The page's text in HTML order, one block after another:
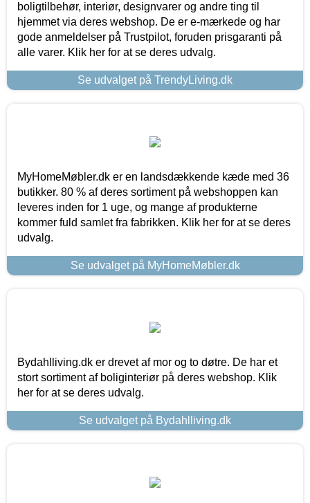
boligtilbehør, interiør, designvarer og andre ting til
hjemmet via deres webshop. De er e-mærkede og har
gode anmeldelser på Trustpilot, foruden prisgaranti på
alle varer. Klik her for at se deres udvalg.
Se udvalget på TrendyLiving.dk
MyHomeMøbler.dk er en landsdækkende kæde med 36
butikker. 80 % af deres sortiment på webshoppen kan
leveres inden for 1 uge, og mange af produkterne
kommer fuld samlet fra fabrikken. Klik her for at se deres
udvalg.
Se udvalget på MyHomeMøbler.dk
Bydahlliving.dk er drevet af mor og to døtre. De har et
stort sortiment af boliginteriør på deres webshop. Klik
her for at se deres udvalg.
Se udvalget på Bydahlliving.dk